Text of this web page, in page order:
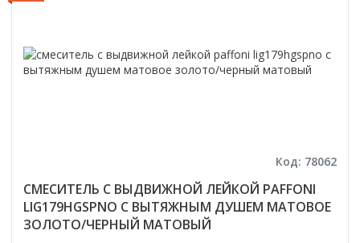
Код: 78062
СМЕСИТЕЛЬ С ВЫДВИЖНОЙ ЛЕЙКОЙ PAFFONI
LIG179HGSPNO С ВЫТЯЖНЫМ ДУШЕМ МАТОВОЕ
ЗОЛОТО/ЧЕРНЫЙ МАТОВЫЙ